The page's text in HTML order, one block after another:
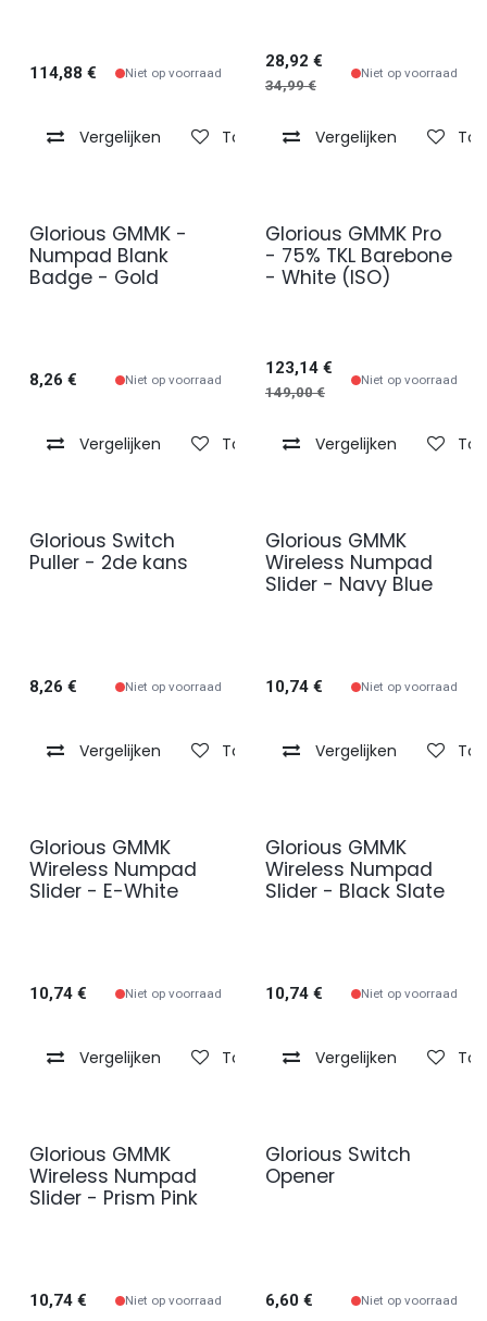
114,88 € Niet op voorraad
Vergelijken Toevoegen aan verlanglijst
28,92 €
34,99€
Niet op voorraad
Vergelijken
Glorious GMMK -
Numpad Blank
Badge - Gold
8,26 € Niet op voorraad
Vergelijken Toevoegen aan verlanglijst
Glorious GMMK Pro
- 75% TKL Barebone
- White (ISO)
123,14€
149,00€
Niet op voorraad
Vergelijken
Glorious Switch
Puller - 2de kans
8,26 € Niet op voorraad
Vergelijken Toevoegen aan verlanglijst
Glorious GMMK
Wireless Numpad
Slider - Navy Blue
10,74€ Niet op voorraad
Vergelijken
Glorious GMMK
Wireless Numpad
Slider - E-White
10,74 € Niet op voorraad
Vergelijken Toevoegen aan verlanglijst
Glorious GMMK
Wireless Numpad
Slider - Black Slate
10,74€ Niet op voorraad
Vergelijken
Glorious GMMK
Wireless Numpad
Slider - Prism Pink
10,74 € Niet op voorraad
Glorious Switch
Opener
6,60€ Niet op voorraad